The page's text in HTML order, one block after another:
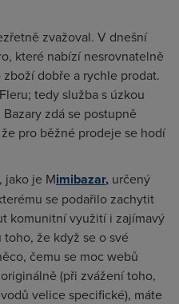
zvažoval. V dnešní
které nabízí nesrovnatelně
dobře a rychle prodat.
tedy služba s úzkou
zdá se postupně
pro běžné prodeje se hodí
jako je Mimibazar, určený
se podařilo zachytit
komunitní využití i zajímavý
že když se o své
čemu se moc webů
(při zvážení toho,
velice specifické), máte